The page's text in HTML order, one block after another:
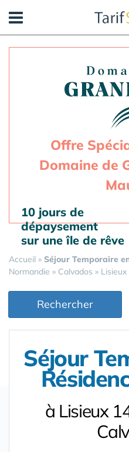
Offre
Domaine de
10 jours de
dépaysement
sur une île de rêve
Accueil » Séjour Temporaire
Normandie » Calvados » Lisieux
Rechercher
Séjour
à Lisieux